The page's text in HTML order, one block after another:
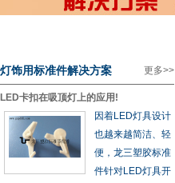
更多>>
灯饰用标准件解决方案
LED卡扣在吸顶灯上的应用!
因着LED灯具设计
也越来越简洁、轻
便，龙三塑胶标准
件针对LED灯具开